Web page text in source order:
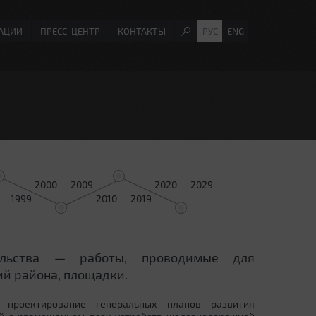
ПРЕСС-ЦЕНТР КОНТАКТЫ РУС ENG
1999
2000 — 2009
2010 — 2019
2020 — 2029
— работы, проводимые для
района, площадки.
генеральных планов развития